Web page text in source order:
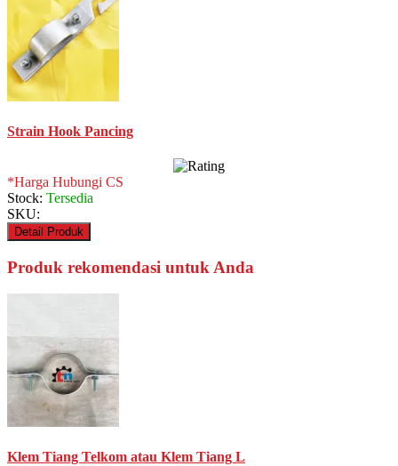
Strain Hook Pancing
*Harga Hubungi CS
Stock: Tersedia
SKU:
Detail Produk
Produk rekomendasi untuk Anda
Klem Tiang Telkom atau Klem Tiang L